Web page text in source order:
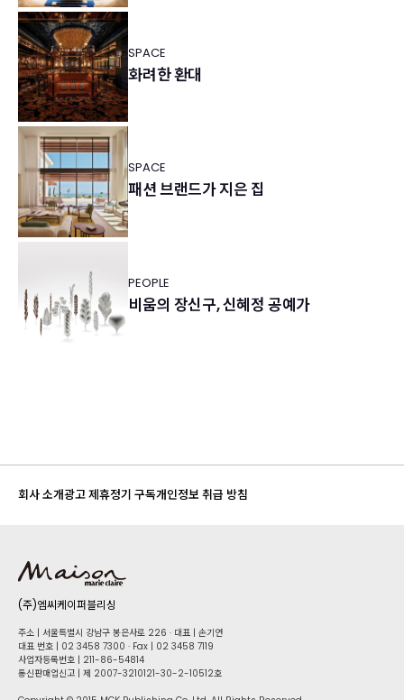
SPACE
화려한 환대
SPACE
패션 브랜드가 지은 집
PEOPLE
비움의 장신구, 신혜정 공예가
회사 소개광고 제휴정기 구독개인정보 취급 방침
(주)엠씨케이퍼블리싱
주소 | 서울특별시 강남구 봉은사로 226 · 대표 | 손기연
대표 번호 | 02 34​58 7300 · Fax | 02 34​58 7119
사업자등록번호 | 211-86-5​4814
통신판매업신고 | 제 2007-3210121-30-2-10512호